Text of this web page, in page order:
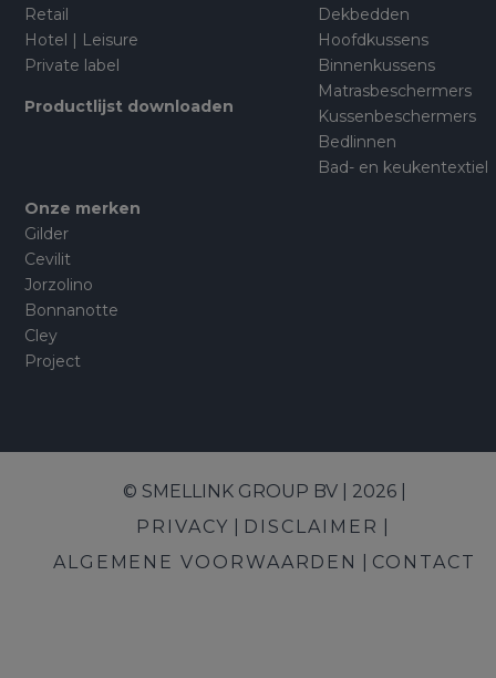
Retail
Hotel | Leisure
Private label
Productlijst downloaden
Dekbedden
Hoofdkussens
Binnenkussens
Matrasbeschermers
Kussenbeschermers
Bedlinnen
Bad- en keukentextiel
Onze merken
Gilder
Cevilit
Jorzolino
Bonnanotte
Cley
Project
© SMELLINK GROUP BV | 2026 |
PRIVACY
DISCLAIMER
ALGEMENE VOORWAARDEN
CONTACT